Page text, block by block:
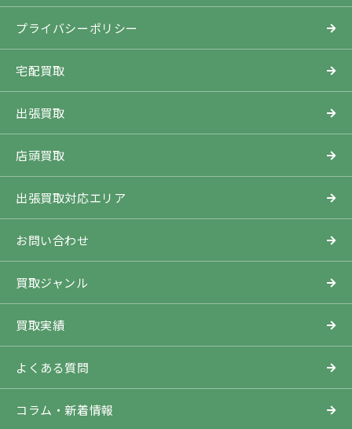
プライバシーポリシー
宅配買取
出張買取
店頭買取
出張買取対応エリア
お問い合わせ
買取ジャンル
買取実績
よくある質問
コラム・新着情報